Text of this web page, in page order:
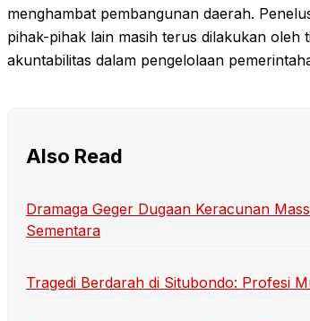
menghambat pembangunan daerah.
pihak-pihak lain masih terus dilakukan oleh
akuntabilitas dalam pengelolaan
Also Read
Dramaga Geger Dugaan Keracunan
Sementara
Tragedi Berdarah di Situbondo: Profesi